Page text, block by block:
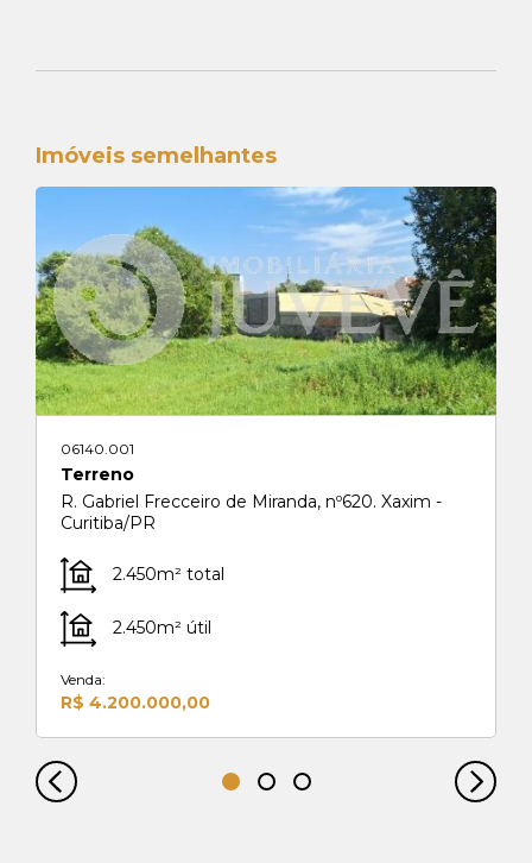
Imóveis semelhantes
06140.001
Terreno
R. Gabriel Frecceiro de Miranda, nº620. Xaxim -
Curitiba/PR
2.450m² total
2.450m² útil
Venda:
R$ 4.200.000,00